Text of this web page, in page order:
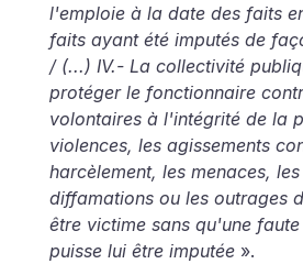
l'emploie à la date des faits
faits ayant été imputés de
/ (...) IV.- La collectivité
protéger le fonctionnaire
volontaires à l'intégrité de la
violences, les agissements
harcèlement, les menaces,
diffamations ou les outrages
être victime sans qu'une
puisse lui être imputée ».